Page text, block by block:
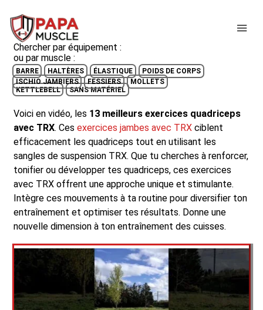
passer
contenu
principal
Chercher par équipement :
BARRE HALTÈRES ÉLASTIQUE POIDS DE CORPS
KETTLEBELL SANS MATÉRIEL
ou par muscle :
ISCHIO JAMBIERS FESSIERS MOLLETS
Voici en vidéo, les 13 meilleurs exercices quadriceps
avec TRX. Ces exercices jambes avec TRXciblent
efficacement les quadriceps tout en utilisant les
sangles de suspension TRX. Que tu cherches à renforcer,
tonifier ou développer tes quadriceps, ces exercices
avec TRX offrent une approche unique et stimulante.
Intègre ces mouvements à ta routine pour diversifier ton
entraînement et optimiser tes résultats. Donne une
nouvelle dimension à ton entraînement des cuisses.